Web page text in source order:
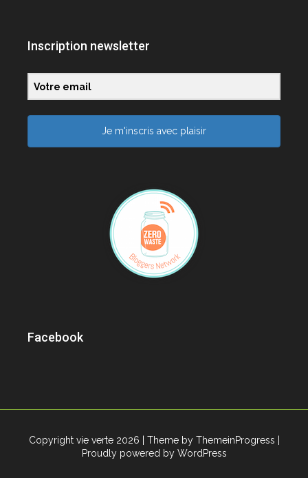
Inscription newsletter
Je m'inscris avec plaisir
Facebook
Copyright vie verte 2026 | Theme by ThemeinProgress
Proudly powered by WordPress